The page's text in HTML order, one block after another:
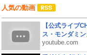
人気の動画
【公式ライブ
ス・モンダミ
youtube.com